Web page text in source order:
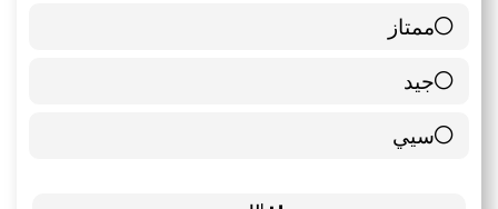
ممتاز
6 ( 85.71 % )
جيد
0 ( 0 % )
سيي
1 ( 14.29 % )